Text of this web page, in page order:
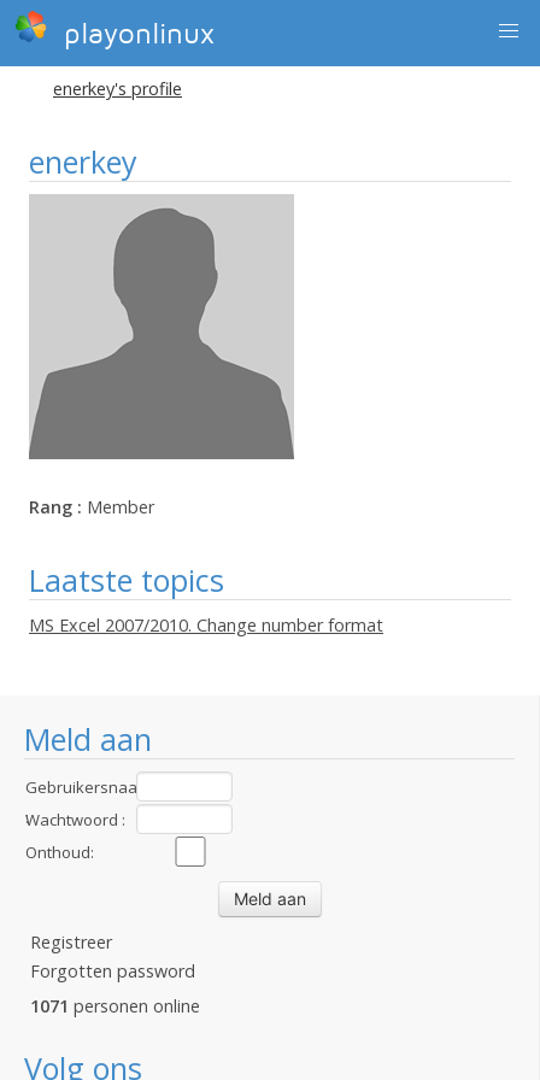
playonlinux
Meld aan
Gebruikersnaam
:Wachtwoord :
Onthoud:
Registreer
Forgotten password
1071 personen online
Volg ons
enerkey's profile
enerkey
Rang : Member
Laatste topics
MS Excel 2007/2010. Change number format